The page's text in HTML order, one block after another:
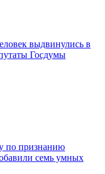
выдвинулись в
Госдумы
по признанию
семь умных